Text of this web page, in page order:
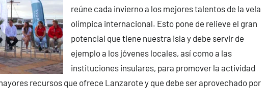
reúne cada invierno a los mejores talentos de la vela
olímpica internacional. Esto pone de relieve el gran
potencial que tiene nuestra isla y debe servir de
ejemplo a los jóvenes locales, así como a las
instituciones insulares, para promover la actividad
recursos que ofrece Lanzarote y que debe ser aprovechado por